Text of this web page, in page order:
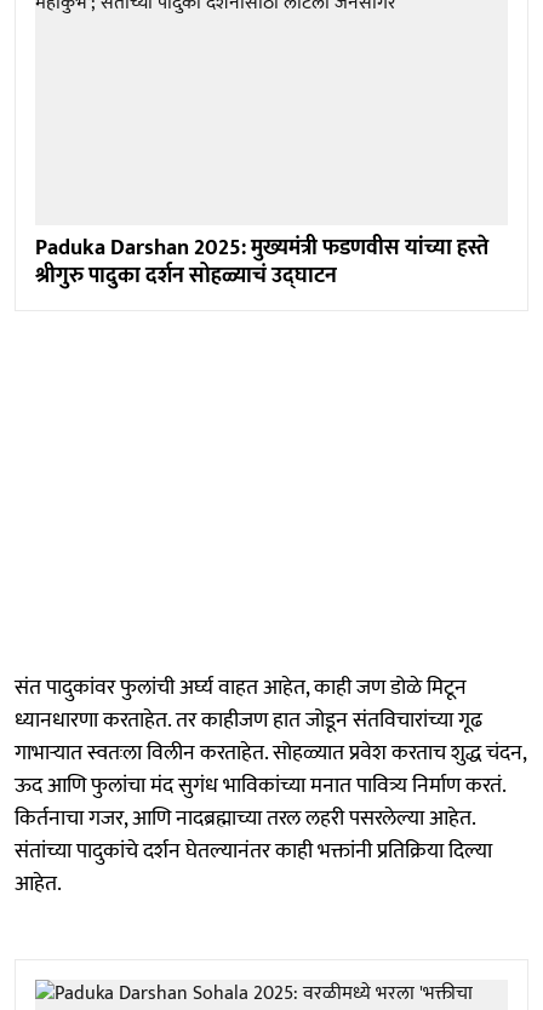
Paduka Darshan 2025: मुख्यमंत्री फडणवीस यांच्या हस्ते
श्रीगुरु पादुका दर्शन सोहळ्याचं उद्घाटन
संत पादुकांवर फुलांची अर्घ्य वाहत आहेत, काही जण डोळे मिटून
ध्यानधारणा करताहेत. तर काहीजण हात जोडून संतविचारांच्या गूढ
गाभाऱ्यात स्वतःला विलीन करताहेत. सोहळ्यात प्रवेश करताच शुद्ध चंदन,
ऊद आणि फुलांचा मंद सुगंध भाविकांच्या मनात पावित्र्य निर्माण करतं.
किर्तनाचा गजर, आणि नादब्रह्माच्या तरल लहरी पसरलेल्या आहेत.
संतांच्या पादुकांचे दर्शन घेतल्यानंतर काही भक्तांनी प्रतिक्रिया दिल्या
आहेत.